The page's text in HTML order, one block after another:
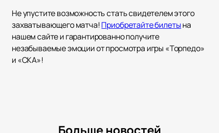
Не упустите возможность стать свидетелем этого
захватывающего матча!Приобретайте билетына
нашем сайте и гарантированно получите
незабываемые эмоции от просмотра игры «Торпедо»
и «СКА»!